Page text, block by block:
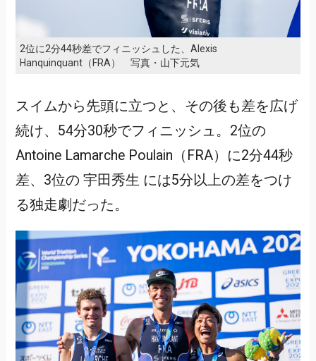
2位に2分44秒差でフィニッシュした、Alexis
Hanquinquant（FRA） 写真・山下元気
スイムから先頭に立つと、その後も差を広げ
続け、54分30秒でフィニッシュ。2位の
Antoine Lamarche Poulain（FRA）に2分44秒
差、3位の 宇田秀生 には5分以上の差をつけ
る独走劇だった。